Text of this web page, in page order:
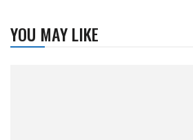
YOU MAY LIKE